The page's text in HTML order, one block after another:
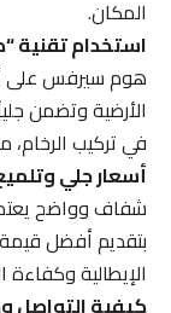
المكان.
استخدام تقنية
هوم سيرفس على
الأرضية وتضمن
في تركيب الرخام،
أسعار جلي وتلميع
شفاف وواضح يعتمد
بتقديم أفضل قيمة
الإيطالية وكفاءة
كيفية التواصل